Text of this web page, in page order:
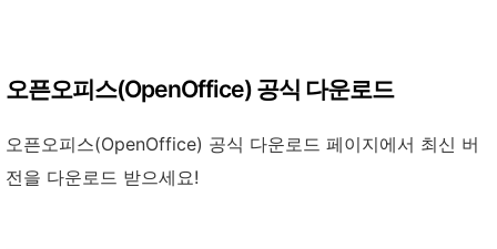
오픈오피스(OpenOffice) 공식 다운로드
오픈오피스(OpenOffice) 공식 다운로드 페이지에서 최신 버
전을 다운로드 받으세요!